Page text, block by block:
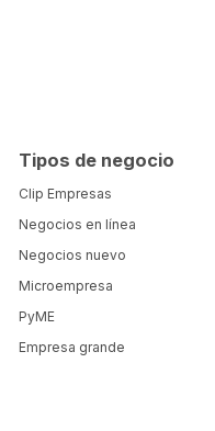
Tipos de negocio
Clip Empresas
Negocios en línea
Negocios nuevo
Microempresa
PyME
Empresa grande